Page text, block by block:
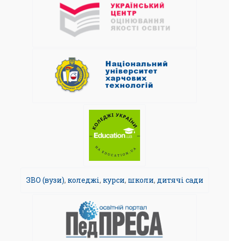
ЗВО (вузи), коледжі, курси, школи, дитячі сади